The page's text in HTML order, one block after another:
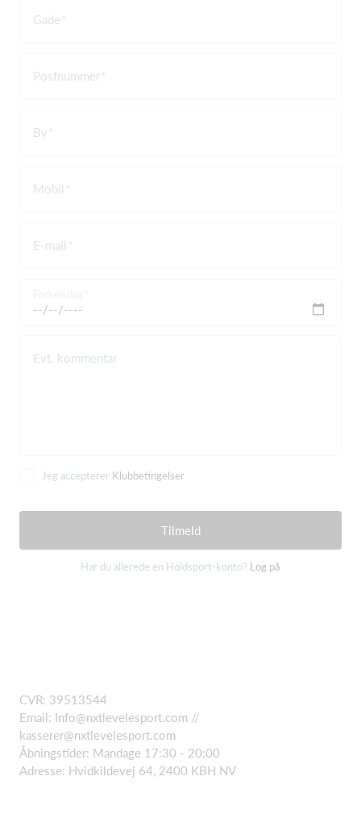
Gade
Postnummer
By
Mobil
E-mail
Evt. kommentar
Jeg accepterer Klubbetingelser
Tilmeld
Har du allerede en Holdsport-konto? Log på
CVR: 39513544
Email: Info@nxtlevelesport.com //
kasserer@nxtlevelesport.com
Åbningstider: Mandage 17:30 - 20:00
Adresse: Hvidkildevej 64, 2400 KBH NV